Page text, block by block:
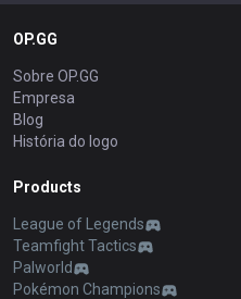
OP.GG
Sobre OP.GG
Empresa
Blog
História do logo
Products
League of Legends
Teamfight Tactics
Palworld
Pokémon Champions